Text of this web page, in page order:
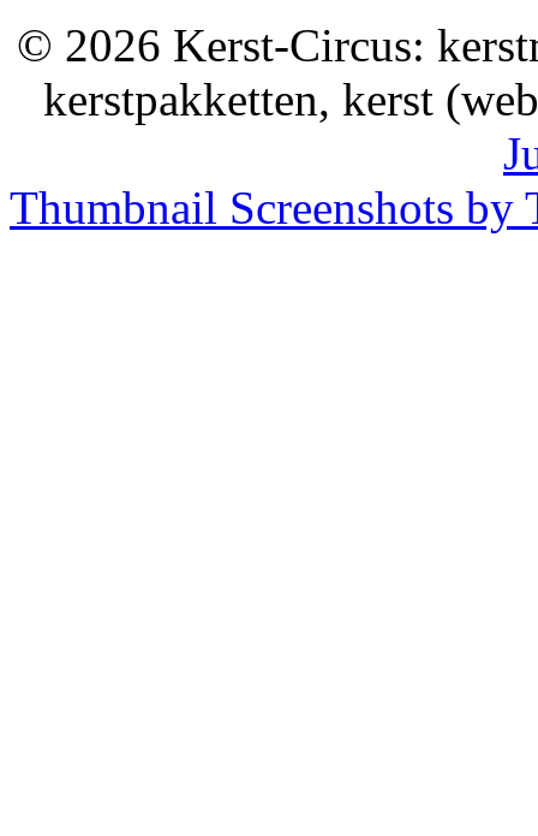
© 2026 Kerst-Circus:
kerstpakketten, kerst
Thumbnail Screenshots by